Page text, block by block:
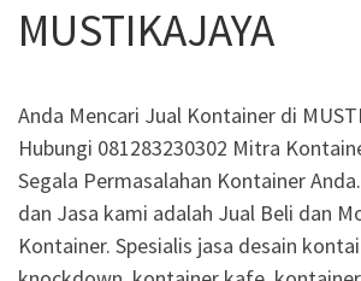
MUSTIKAJAYA
Anda Mencari Jual Kontainer di
Hubungi 081283230302 Mitra
Segala Permasalahan Kontainer
dan Jasa kami adalah Jual Beli dan
Kontainer. Spesialis jasa desain